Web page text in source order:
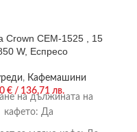
CEM-1525 , 15
W, Еспресо
, Кафемашини
€ / 136,71 лв.
на дължината на
кафето: Да